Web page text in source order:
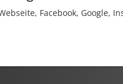
Facebook, Google,